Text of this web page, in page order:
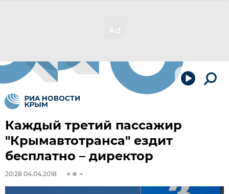
Каждый третий пассажир
"Крымавтотранса" ездит
бесплатно – директор
20:28 04.04.2018